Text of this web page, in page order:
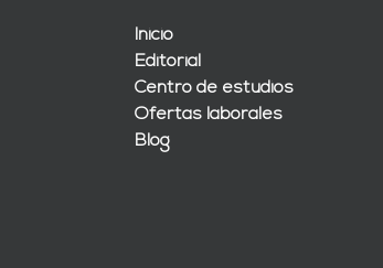
Inicio
Editorial
Centro de estudios
Ofertas laborales
Blog